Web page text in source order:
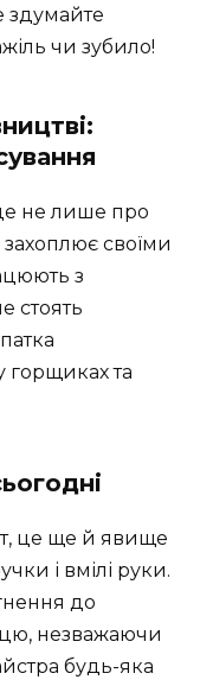
здумайте
чи зубило!
не лише про
своїми
з
стоять
горщиках та
це ще й явище
і вмілі руки.
до
незважаючи
будь-яка